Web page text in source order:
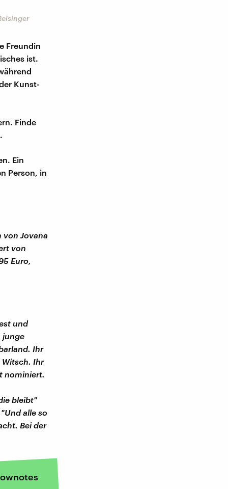
Freundin
ist.
Kunst-
Finde
Ein
Person, in
von Jovana
von
Euro,
und
junge
Ihr
Witsch. Ihr
nominiert.
bleibt"
alle so
Bei der